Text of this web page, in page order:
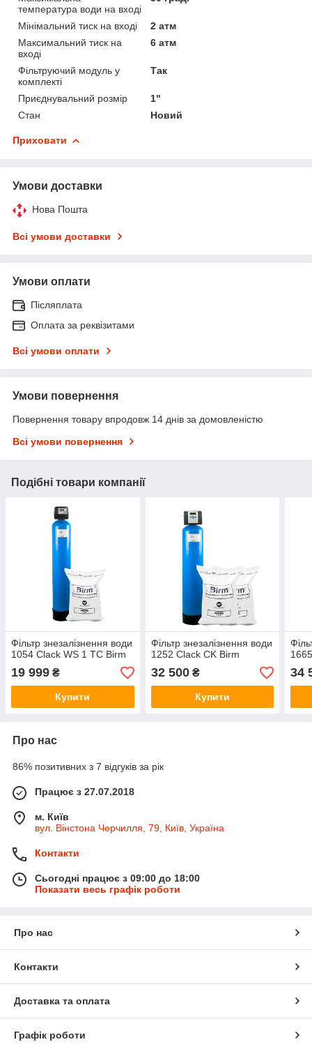
температура води на вході
Мінімальний тиск на вході
2 атм
Максимальний тиск на
вході
6 атм
Фільтруючий модуль у
комплекті
Так
Приєднувальний розмір
1"
Стан
Новий
Приховати
Умови доставки
Нова Пошта
Всі умови доставки
Умови оплати
Післяплата
Оплата за реквізитами
Всі умови оплати
Умови повернення
Повернення товару впродовж 14 днів за домовленістю
Всі умови повернення
Подібні товари компанії
Фільтр знезалізнення води
1054 Clack WS 1 TC Birm
19 999 ₴
Купити
Фільтр знезалізнення води
1252 Clack CK Birm
32 500₴
Купити
34
Про нас
86% позитивних з 7 відгуків за рік
Працює з 27.07.2018
м. Київ
вул. Вінстона Черчилля, 79, Київ, Україна
Контакти
Сьогодні працює з 09:00 до 18:00
Показати весь графік роботи
Про нас
Контакти
Доставка та оплата
Графік роботи